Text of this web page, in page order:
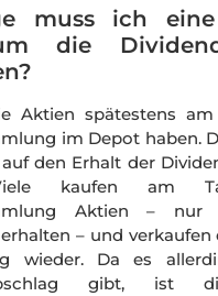
muss ich
die
Aktien spätestens
im Depot haben.
den Erhalt der
kaufen am
Aktien –
– und verkaufen
wieder. Da es
gibt, ist